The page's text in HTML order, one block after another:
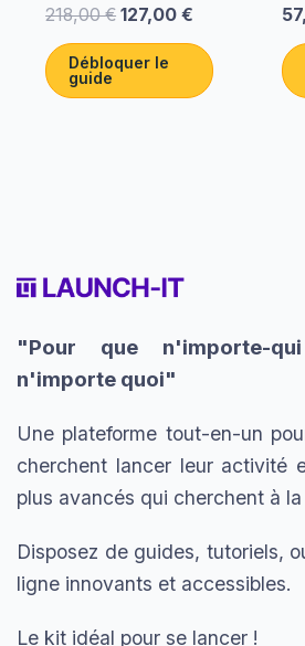
218,00€ 127,00€
Débloquer le
guide
"Pour que n'importe-
n'importe quoi"
Une plateforme tout-en-un
cherchent lancer leur activité
plus avancés qui cherchent à
Disposez de guides, tutoriels,
ligne innovants et accessibles.
Le kit idéal pour se lancer !